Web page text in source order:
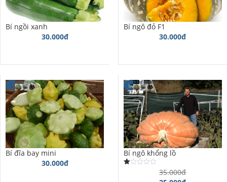
Bí ngồi xanh
30.000đ
Bí ngô đỏ F1
30.000đ
Bí đĩa bay mini
30.000đ
Bí ngô khổng lồ
35.000đ